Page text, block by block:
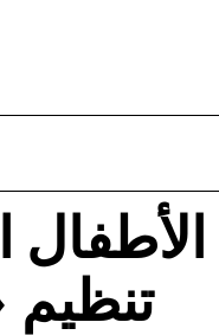
تنظيم